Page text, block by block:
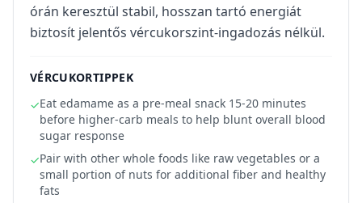
órán keresztül stabil, hosszan tartó energiát
biztosít jelentős vércukorszint-ingadozás nélkül.
VÉRCUKORTIPPEK
✓Eat edamame as a pre-meal snack 15-20 minutes
before higher-carb meals to help blunt overall blood
sugar response
✓Pair with other whole foods like raw vegetables or a
small portion of nuts for additional fiber and healthy
fats